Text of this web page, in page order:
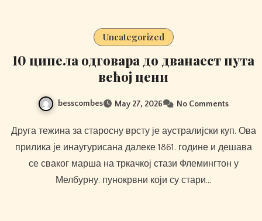
Uncategorized
10 ципела одговара до дванаест пута
већој цени
besscombes May 27, 2026 No Comments
Друга тежина за старосну врсту је аустралијски куп. Ова
прилика је инаугурисана далеке 1861. године и дешава
се сваког марша на тркачкој стази Флемингтон у
Мелбурну. пунокрвни који су стари…